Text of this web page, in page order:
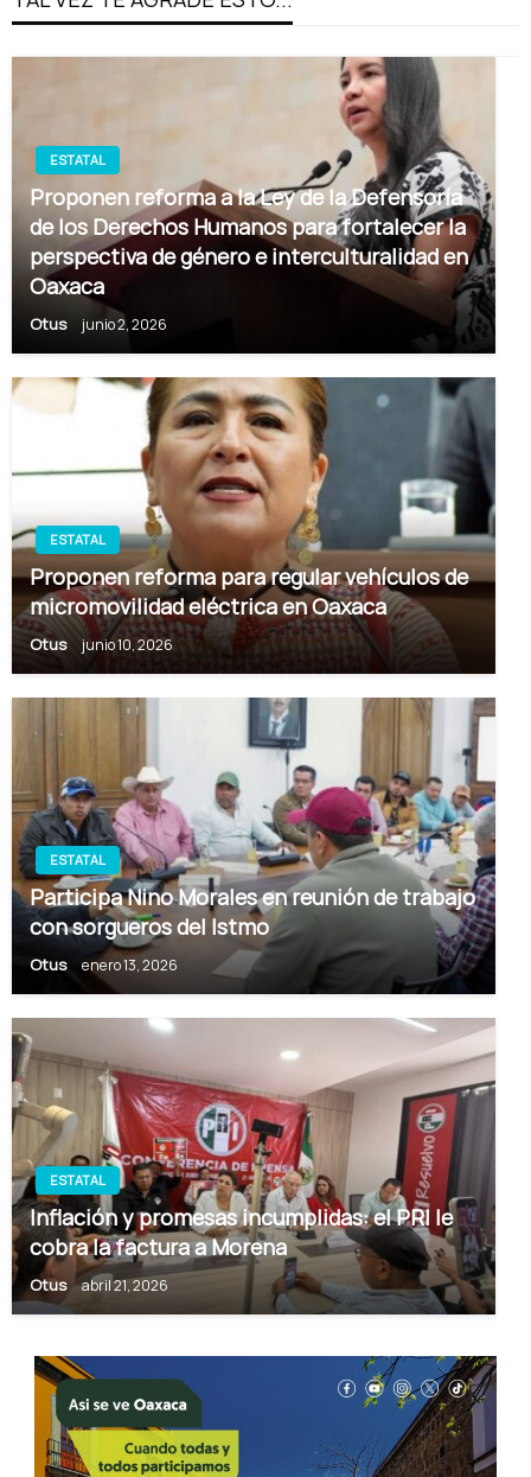
ESTATAL
Proponen reforma a la Ley de la Defensoría
de los Derechos Humanos para fortalecer la
perspectiva de género e interculturalidad en
Oaxaca
Otus junio 2, 2026
ESTATAL
Proponen reforma para regular vehículos de
micromovilidad eléctrica en Oaxaca
Otus junio 10, 2026
ESTATAL
Participa Nino Morales en reunión de trabajo
con sorgueros del Istmo
Otus enero 13, 2026
ESTATAL
Inflación y promesas incumplidas: el PRI le
cobra la factura a Morena
Otus abril 21, 2026